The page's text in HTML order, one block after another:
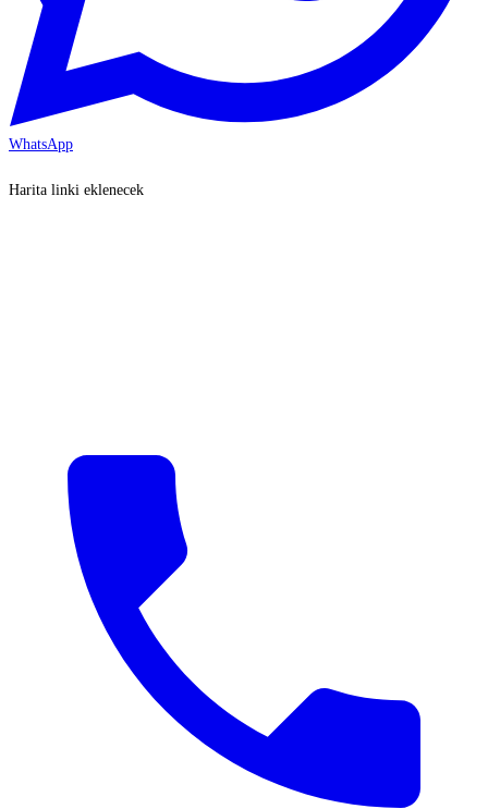
WhatsApp
Harita linki eklenecek